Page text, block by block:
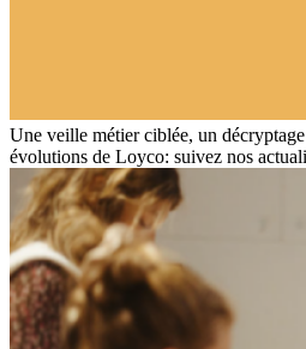
Une veille métier ciblée, un
évolutions de Loyco: suivez nos